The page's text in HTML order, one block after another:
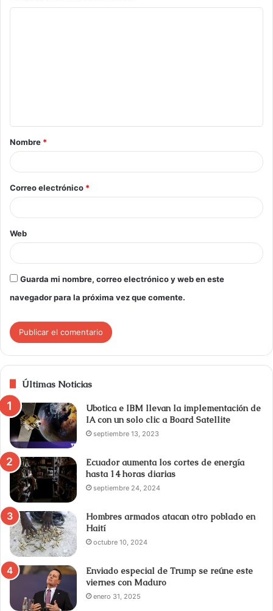
Nombre *
Correo electrónico *
Web
Guarda mi nombre, correo electrónico y web en este
navegador para la próxima vez que comente.
Últimas Noticias
Ubotica e IBM llevan la implementación de
IA con un solo clic a Board Satellite
septiembre 13, 2023
Ecuador aumenta los cortes de energía
hasta 14 horas diarias
septiembre 24, 2024
Hombres armados atacan otro poblado en
Haití
octubre 10, 2024
Enviado especial de Trump se reúne este
viernes con Maduro
enero 31, 2025